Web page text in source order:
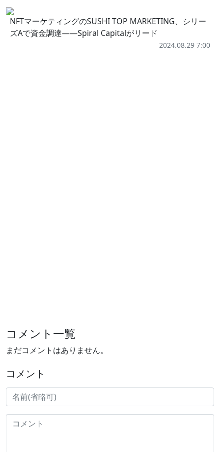
NFTマーケティングのSUSHI TOP MARKETING、シリー
ズAで資金調達——Spiral Capitalがリード
2024.08.29 7:00
コメント一覧
まだコメントはありません。
コメント